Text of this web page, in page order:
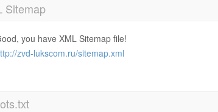
Sitemap
you have XML Sitemap file!
zvd-lukscom.ru/sitemap.xml